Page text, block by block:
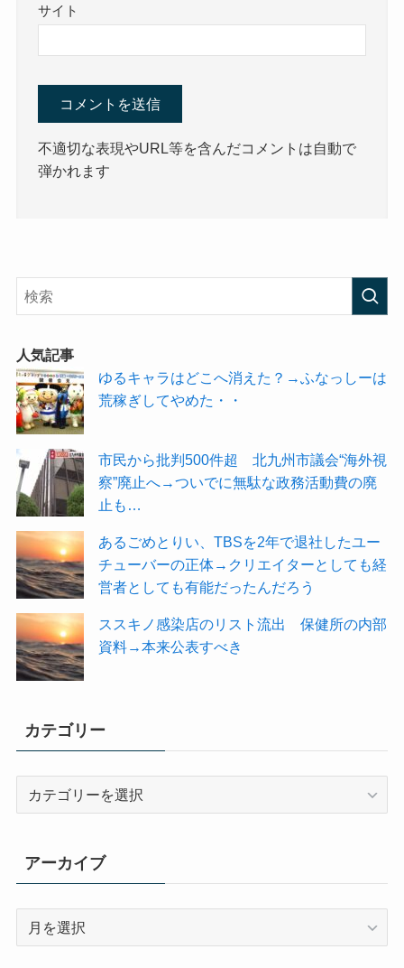
サイト
不適切な表現やURL等を含んだコメントは自動で
弾かれます
人気記事
ゆるキャラはどこへ消えた？→ふなっしーは
荒稼ぎしてやめた・・
市民から批判500件超 北九州市議会“海外視
察”廃止へ→ついでに無駄な政務活動費の廃
止も…
あるごめとりい、TBSを2年で退社したユー
チューバーの正体→クリエイターとしても経
営者としても有能だったんだろう
ススキノ感染店のリスト流出 保健所の内部
資料→本来公表すべき
カテゴリー
リ
ー
アーカイブ